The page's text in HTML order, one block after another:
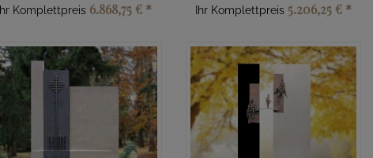
Ihr Komplettpreis 6.868,75 € *
Ihr Komplettpreis 5.206,25 € *